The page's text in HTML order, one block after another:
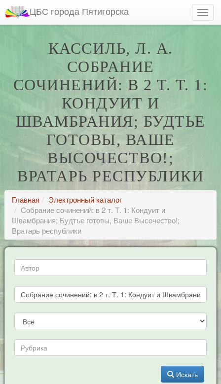
ЦБС города Пятигорска
КАССИЛЬ, Л. А.
СОБРАНИЕ
СОЧИНЕНИЙ: В 2 Т. Т. 1:
КОНДУИТ И
ШВАМБРАНИЯ; БУДТЬЕ
ГОТОВЫ, ВАШЕ
ВЫСОЧЕСТВО!;
ВРАТАРЬ РЕСПУБЛИКИ
Главная
Электронный каталог
Собрание сочинений: в 2 т. Т. 1: Кондуит и
Швамбрания; Будтье готовы, Ваше Высочество!;
Вратарь республики
Искать